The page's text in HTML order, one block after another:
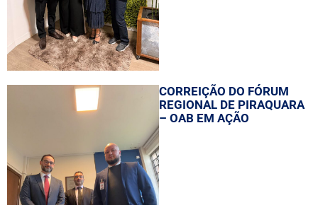
CORREIÇÃO DO FÓRUM
REGIONAL DE PIRAQUARA
– OAB EM AÇÃO